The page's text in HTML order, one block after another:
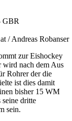
GBR
/ Andreas Robanser
zur Eishockey
wird nach dem Aus
Rohrer der die
ist dies damit
bisher 15 WM
dritte
sein.